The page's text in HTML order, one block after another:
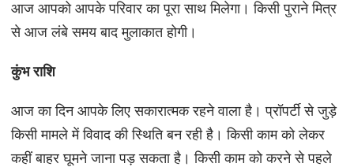
आज आपको आपके परिवार का पूरा साथ मिलेगा। किसी पुराने मित्र
से आज लंबे समय बाद मुलाकात होगी।
कुंभ राशि
आज का दिन आपके लिए सकारात्मक रहने वाला है। प्रॉपर्टी से जुड़े
किसी मामले में विवाद की स्थिति बन रही है। किसी काम को लेकर
कहीं बाहर घूमने जाना पड़ सकता है। किसी काम को करने से पहले